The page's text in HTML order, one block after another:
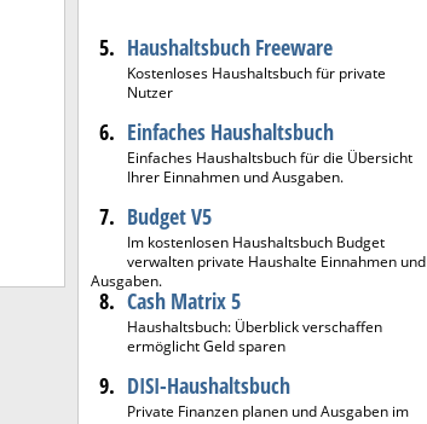
5. Haushaltsbuch Freeware
Kostenloses Haushaltsbuch für private
Nutzer
6. Einfaches Haushaltsbuch
Einfaches Haushaltsbuch für die Übersicht
Ihrer Einnahmen und Ausgaben.
7. Budget V5
Im kostenlosen Haushaltsbuch Budget
verwalten private Haushalte Einnahmen und
Ausgaben.
8. Cash Matrix 5
Haushaltsbuch: Überblick verschaffen
ermöglicht Geld sparen
9. DISI-Haushaltsbuch
Private Finanzen planen und Ausgaben im